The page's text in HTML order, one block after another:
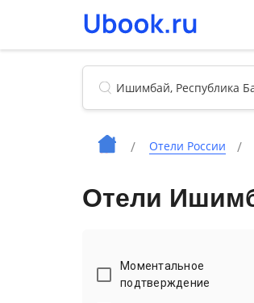
Отели России
Отели
Моментальное
подтверждение